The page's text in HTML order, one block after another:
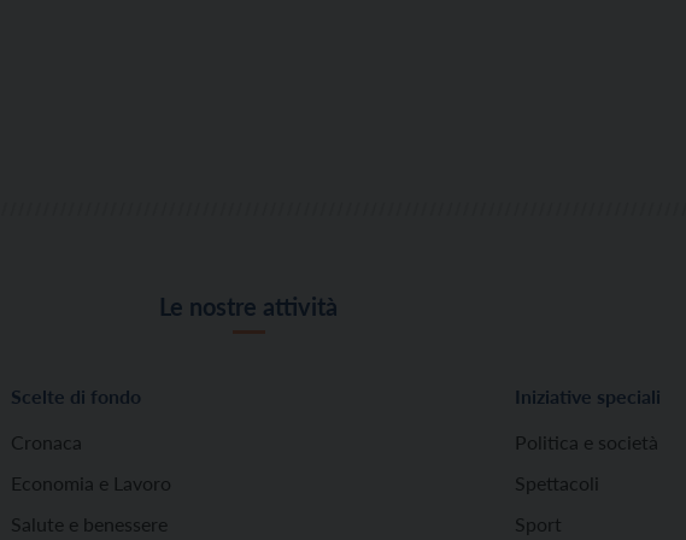
Le nostre attività
Scelte di fondo
Cronaca
Economia e Lavoro
Salute e benessere
Iniziative speciali
Politica e società
Spettacoli
Sport